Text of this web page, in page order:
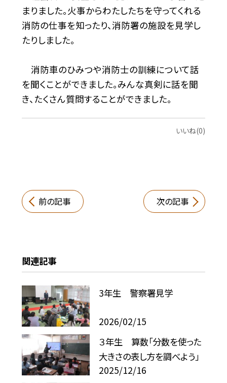
まりました。火事からわたしたちを守ってくれる
消防の仕事を知ったり、消防署の施設を見学し
たりしました。
消防車のひみつや消防士の訓練について話
を聞くことができました。みんな真剣に話を聞
き、たくさん質問することができました。
いいね(0)
前の記事 次の記事
関連記事
3年生 警察署見学
2026/02/15
３年生 算数「分数を使った
大きさの表し方を調べよう」
2025/12/16